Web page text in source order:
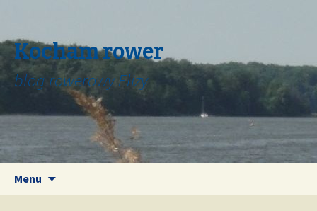
Kocham rower
blog rowerowy Elizy
Menu